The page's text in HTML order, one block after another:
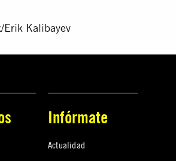
Erik Kalibayev
Infórmate
Actualidad